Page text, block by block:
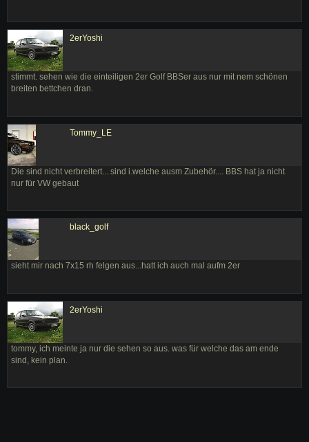
2erYoshi
stimmt. sehen wie die einteiligen 2er Golf BBSer aus nur mit nem schönen
breiten bettchen dran.
Tommy_LE
Die sind nicht verbreitert... sind i.welche ausm Zubehör.... BBS hat ja nicht
nur für VW gebaut
black_golf
sieht mir nach 7x15 rh felgen aus...hatt ich auch mal aufm 2er
2erYoshi
tommy, ich meinte ja nur die sehen so aus. was für welche das am ende
sind, kein plan.